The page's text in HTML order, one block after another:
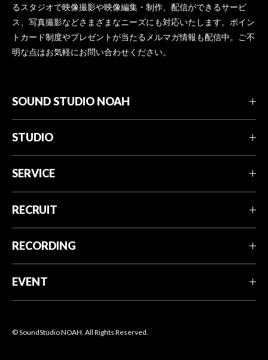
るスタジオで映像撮影や映像編集・制作、配信ができるサービ
ス、写真撮影などさまざまなニーズにも対応いたします。ポイン
トカード制度やプレゼントが当たるメルマガ情報も配信中。ご不
明な点はお気軽にお問い合わせください。
SOUND STUDIO NOAH
STUDIO
SERVICE
RECRUIT
RECORDING
EVENT
© SoundStudio NOAH. All Rights Reserved.